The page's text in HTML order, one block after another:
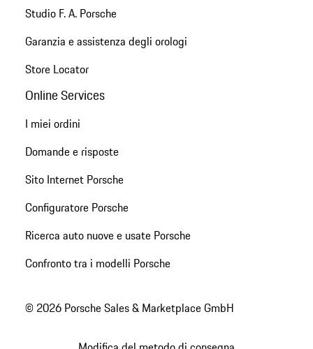
Studio F. A. Porsche
Garanzia e assistenza degli orologi
Store Locator
Online Services
I miei ordini
Domande e risposte
Sito Internet Porsche
Configuratore Porsche
Ricerca auto nuove e usate Porsche
Confronto tra i modelli Porsche
© 2026 Porsche Sales & Marketplace GmbH